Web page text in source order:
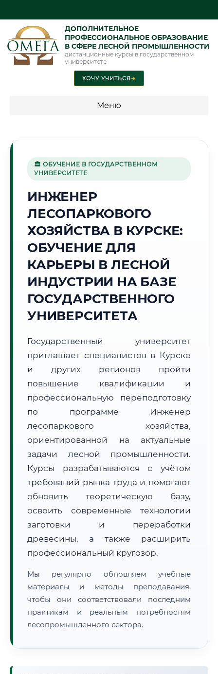
ДОПОЛНИТЕЛЬНОЕ
ПРОФЕССИОНАЛЬНОЕ ОБРАЗОВАНИЕ
В СФЕРЕ ЛЕСНОЙ ПРОМЫШЛЕННОСТИ
дистанционные курсы в государственном
университете
ХОЧУ УЧИТЬСЯ➜
Меню
промышленность"
Г. КУРСК
Точное местное время:
21:11:58
Суббота, 8 Августа
🌅 Восход:05:09 🌇 Закат: 20:12
Световой день:15 ч. 3 мин.
📍 Региональная справка г. Курск
Субъект:
Курская область
Тел. код:
+7 (4712)
Почтовые индексы:
305000–305999
Часовой пояс:
МСК (UTC+3)
Формат учебы:
Дистанционно
Расчет логистики оригиналов:
• Экспресс-доставка СДЭК / Почтой:
4–6 рабочих дней
📜 Документы и аккредитация
🏛 ОБУЧЕНИЕ В ГОСУДАРСТВЕННОМ
УНИВЕРСИТЕТЕ
ИНЖЕНЕР
ЛЕСОПАРКОВОГО
ХОЗЯЙСТВА В КУРСКЕ:
ОБУЧЕНИЕ ДЛЯ
КАРЬЕРЫ В ЛЕСНОЙ
ИНДУСТРИИ НА БАЗЕ
ГОСУДАРСТВЕННОГО
УНИВЕРСИТЕТА
Государственный университет
приглашает специалистов в Курске
и других регионов пройти
повышение квалификации и
профессиональную переподготовку
по программе Инженер
лесопаркового хозяйства,
ориентированной на актуальные
задачи лесной промышленности.
Курсы разрабатываются с учётом
требований рынка труда и помогают
обновить теоретическую базу,
освоить современные технологии
заготовки и переработки
древесины, а также расширить
профессиональный кругозор.
Мы регулярно обновляем учебные
материалы и методы преподавания,
чтобы они соответствовали последним
практикам и реальным потребностям
лесопромышленного сектора.